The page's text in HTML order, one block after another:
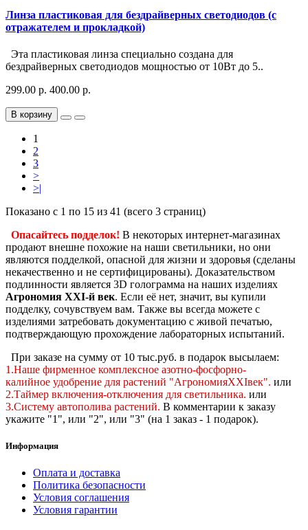
Линза пластиковая для бездрайверных светодиодов (с
отражателем и прокладкой)
Эта пластиковая линза специально создана для
бездрайверных светодиодов мощностью от 10Вт до 5..
299.00 р. 400.00 р.
В корзину
1
2
3
>
>|
Показано с 1 по 15 из 41 (всего 3 страниц)
Опасайтесь подделок! В некоторых интернет-магазинах
продают внешне похожие на наши светильники, но они
являются подделкой, опасной для жизни и здоровья (сделаны
некачественно и не сертифицированы). Доказательством
подлинности является 3D голограмма на наших изделиях
Агрономия XXI-й век. Если её нет, значит, вы купили
подделку, сочувствуем вам. Также вы всегда можете с
изделиями затребовать документацию с живой печатью,
подтверждающую прохождение лабораторных испытаний.
При заказе на сумму от 10 тыс.руб. в подарок высылаем:
1.Наше фирменное комплексное азотно-фосфорно-
калийное удобрение для растений "АгрономияXXIвек". или
2.Таймер включения-отключения для светильника. или
3.Систему автополива растений. В комментарии к заказу
укажите "1", или "2", или "3" (на 1 заказ - 1 подарок).
Информация
Оплата и доставка
Политика безопасности
Условия соглашения
Условия гарантии